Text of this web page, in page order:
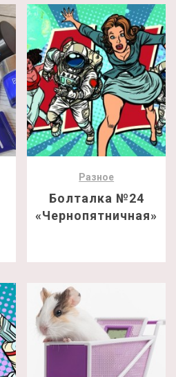
Разное
Болталка №24
«Чернопятничная»